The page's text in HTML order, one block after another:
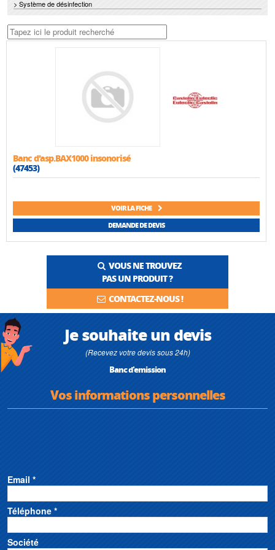
> Système de désinfection
Banc d'asp.BAX1000 insonorisé
(47453)
VOIR LA FICHE
DEMANDE DE DEVIS
VOUS NE TROUVEZ
PAS UN PRODUIT ?
CONTACTEZ-NOUS !
Je souhaite un devis
(Recevez votre devis sous 24h)
Banc d'emission
Vos informations personnelles
Email *
Téléphone *
Société